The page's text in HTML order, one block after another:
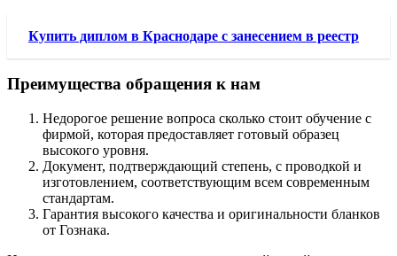
Купить диплом в Краснодаре с занесением в реестр
Преимущества обращения к нам
Недорогое решение вопроса сколько стоит обучение с
фирмой, которая предоставляет готовый образец
высокого уровня.
Документ, подтверждающий степень, с проводкой и
изготовлением, соответствующим всем современным
стандартам.
Гарантия высокого качества и оригинальности бланков
от Гознака.